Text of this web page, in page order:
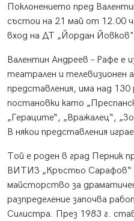
Поклонението пред
състои на 21 май от 12.00
вход на ДТ „Йордан
Валентин Андреев – Рафе е
театрален и
представления, има над
постановки като
„Гераците“, „Вражалец“,
В някои представления
Той е роден в град Перник
ВИТИЗ „Кръстьо Сарафов“
майсторство за
разпределение започва
Силистра. През 1983 г.